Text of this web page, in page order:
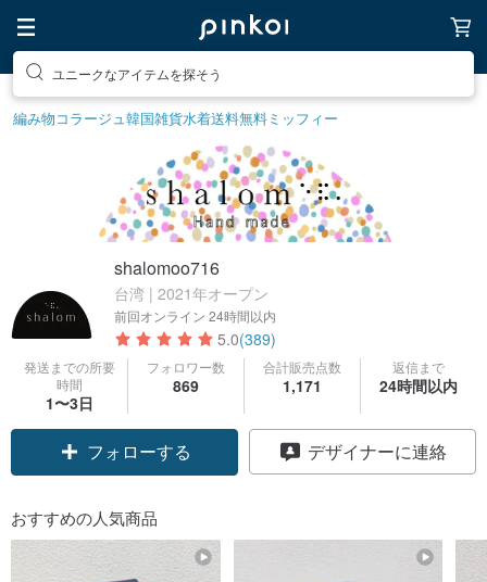
ユニークなアイテムを探そう
編み物コラージュ韓国雑貨水着送料無料ミッフィー
shalomoo716
台湾 | 2021年オープン
前回オンライン 24時間以内
5.0(389)
発送までの所要
時間
1〜3日
フォロワー数
869
合計販売点数
1,171
返信まで
24時間以内
フォローする デザイナーに連絡
おすすめの人気商品